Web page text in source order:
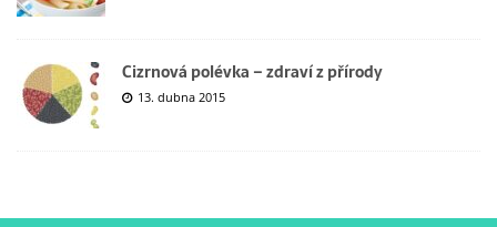
Cizrnová polévka – zdraví z přírody
13. dubna 2015